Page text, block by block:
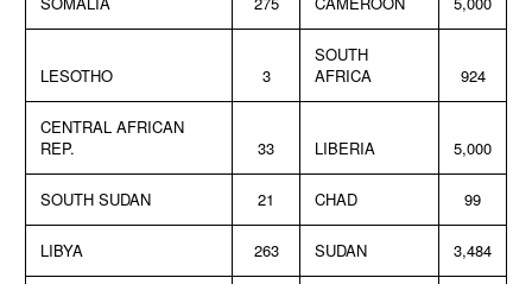
LESOTHO 3
SOUTH
AFRICA
924
CENTRAL AFRICAN
REP.
33 LIBERIA 5,000
SOUTH SUDAN 21 CHAD 99
LIBYA 263 SUDAN 3,484